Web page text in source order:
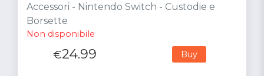
Accessori - Nintendo Switch - Custodie e
Borsette
Non disponibile
€24.99 Buy